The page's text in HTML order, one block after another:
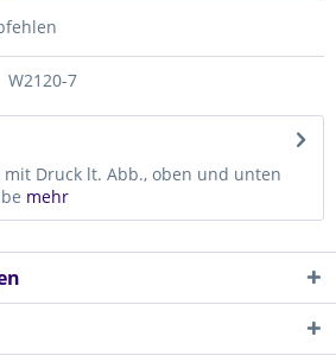
W2120-7
Druck lt. Abb., oben und unten
mehr